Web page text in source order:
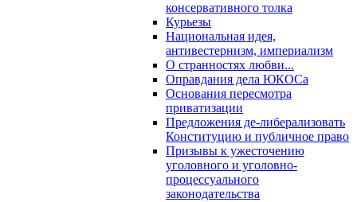
консервативного толка
Курьезы
Национальная идея,
антивестернизм, империализм
О странностях любви...
Оправдания дела ЮКОСа
Основания пересмотра
приватизации
Предложения де-либерализовать
Конституцию и публичное право
Призывы к ужесточению
уголовного и уголовно-
процессуального
законодательства